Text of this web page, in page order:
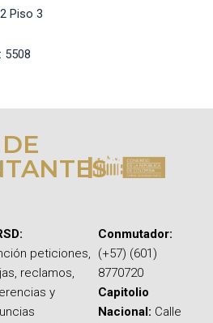
Piso 3
5508
peticiones,
reclamos,
y
Conmutador:
(+57) (601)
8770720
Capitolio
Nacional: Calle